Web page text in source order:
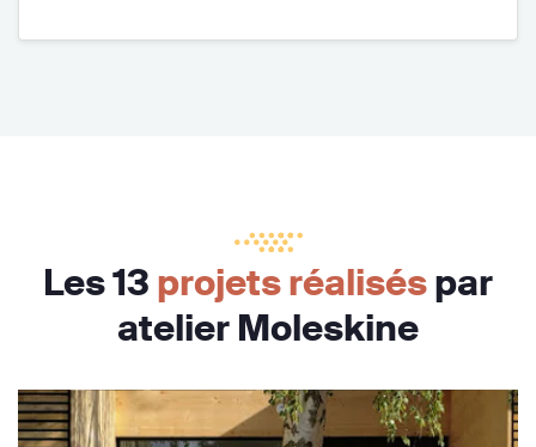
Les 13 projets réaliséspar
atelier Moleskine